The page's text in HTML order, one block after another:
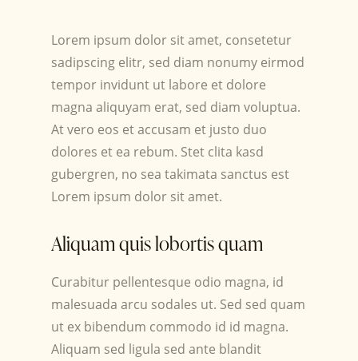
Lorem ipsum dolor sit amet, consetetur
sadipscing elitr, sed diam nonumy eirmod
tempor invidunt ut labore et dolore
magna aliquyam erat, sed diam voluptua.
At vero eos et accusam et justo duo
dolores et ea rebum. Stet clita kasd
gubergren, no sea takimata sanctus est
Lorem ipsum dolor sit amet.
Aliquam quis lobortis quam
Curabitur pellentesque odio magna, id
malesuada arcu sodales ut. Sed sed quam
ut ex bibendum commodo id id magna.
Aliquam sed ligula sed ante blandit